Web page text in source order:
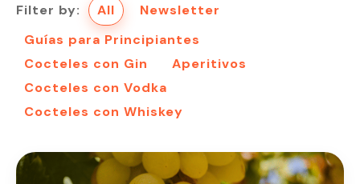
Filter by: All
Newsletter
Guías para Principiantes
Cocteles con Gin
Aperitivos
Cocteles con Vodka
Cocteles con Whiskey